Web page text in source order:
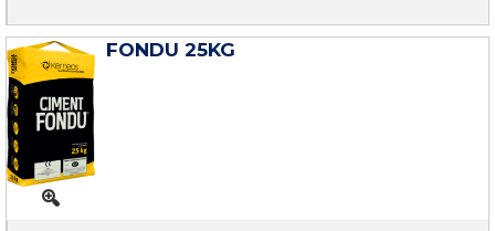
FONDU 25KG